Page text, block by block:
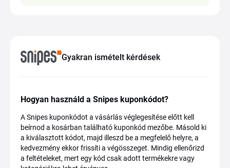
Gyakran ismételt kérdések
Hogyan használd a Snipes kuponkódot?
A Snipes kuponkódot a vásárlás véglegesítése előtt kell
beírnod a kosárban található kuponkód mezőbe. Másold ki
a kiválasztott kódot, majd illeszd be a megfelelő helyre, a
kedvezmény ekkor frissíti a végösszeget. Mindig ellenőrizd
a feltételeket, mert egy kód csak adott termékekre vagy